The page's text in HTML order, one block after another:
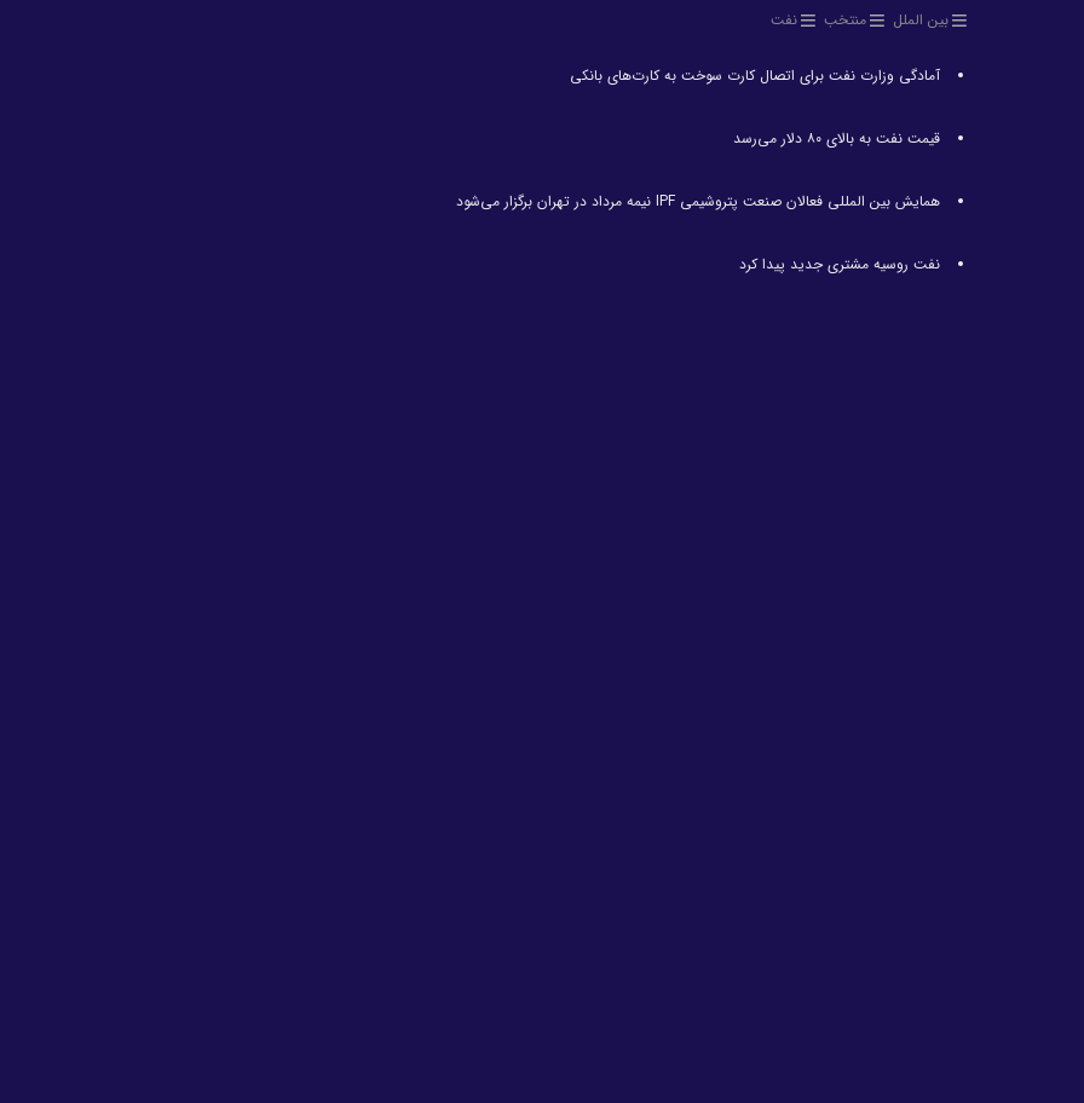
بین الملل منتخب نفت
آمادگی وزارت نفت برای اتصال کارت سوخت به کارت‌های بانکی
قیمت نفت به بالای ۸۰ دلار می‌رسد
همایش بین المللی فعالان صنعت پتروشیمی IPF نیمه مرداد در تهران برگزار می‌شود
نفت روسیه مشتری جدید پیدا کرد